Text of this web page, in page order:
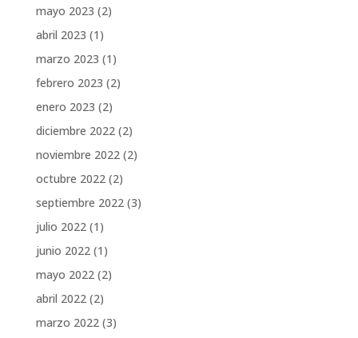
mayo 2023 (2)
abril 2023 (1)
marzo 2023 (1)
febrero 2023 (2)
enero 2023 (2)
diciembre 2022(2)
noviembre 2022(2)
octubre 2022(2)
septiembre 2022(3)
julio 2022(1)
junio 2022(1)
mayo 2022(2)
abril 2022(2)
marzo 2022(3)